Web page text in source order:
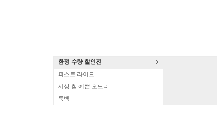
한정 수량 할인전
퍼스트 라이드
세상 참 예쁜 오드리
룩백